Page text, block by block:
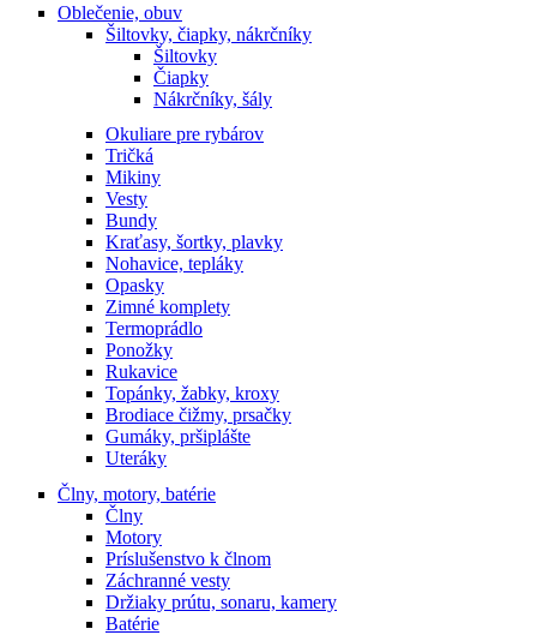
Oblečenie, obuv
Šiltovky, čiapky, nákrčníky
Šiltovky
Čiapky
Nákrčníky, šály
Okuliare pre rybárov
Tričká
Mikiny
Vesty
Bundy
Kraťasy, šortky, plavky
Nohavice, tepláky
Opasky
Zimné komplety
Termoprádlo
Ponožky
Rukavice
Topánky, žabky, kroxy
Brodiace čižmy, prsačky
Gumáky, pršiplášte
Uteráky
Člny, motory, batérie
Člny
Motory
Príslušenstvo k člnom
Záchranné vesty
Držiaky prútu, sonaru, kamery
Batérie